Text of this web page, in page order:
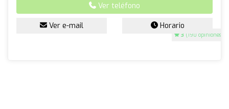
3 (190 opiniones)
Ver teléfono
Ver e-mail Horario